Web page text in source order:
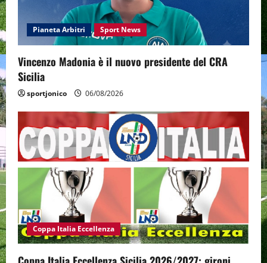
Pianeta Arbitri Sport News
Vincenzo Madonia è il nuovo presidente del CRA
Sicilia
sportjonico 06/08/2026
Coppa Italia Eccellenza